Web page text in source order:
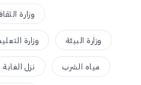
وزارة
وزارة وزارة البيئة
نزل الغابة مياه الشرب